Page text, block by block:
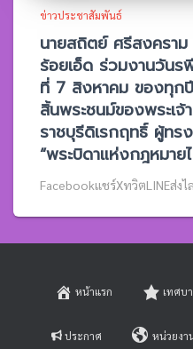
ข่าวประชาสัมพันธ์
นายสถิตย์ ศรีสงคราม
ร้อยเอ็ด ร่วมงานวัน
ที่ 7 สิงหาคม ของทุก
สิ้นพระชนม์ของพระเ
ราชบุรีดิเรกฤทธิ์ ผู้ทร
“พระบิดาแห่งกฎหมาย
Facebookแชร์XทวิตLINEส่ง
หน้าแรก เทศบ
ประกาศ หน่วยงา